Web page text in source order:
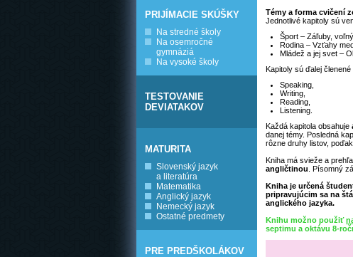
PRIJÍMACIE SKÚŠKY
Na stredné školy
Na osemročné
gymnáziá
Na vysoké školy
TESTOVANIE
DEVIATAKOV
MATURITA
Slovenský jazyk
a literatúra
Matematika
Anglický jazyk
Nemecký jazyk
Ostatné predmety
PRE PREDŠKOLÁKOV
Témy a forma cvičení
Jednotlivé kapitoly sú
Šport – Záľuby,
Rodina – Vzťahy
Mládež a jej svet –
Kapitoly sú ďalej členené
Speaking,
Writing,
Reading,
Listening.
Každá kapitola obsahuje
danej témy. Posledná
rôzne druhy listov,
Kniha má svieže a
angličtinou . Písomný
Kniha je určená
pripravujúcim sa na
anglického jazyka.
Knihu možno použiť
septimu a oktávu 8-